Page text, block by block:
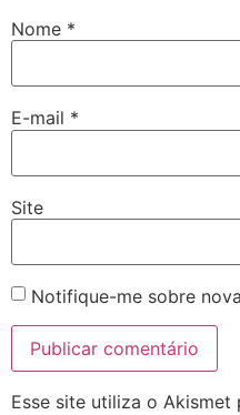
Nome *
E-mail *
Site
Notifique-me sobre
Esse site utiliza o Akismet